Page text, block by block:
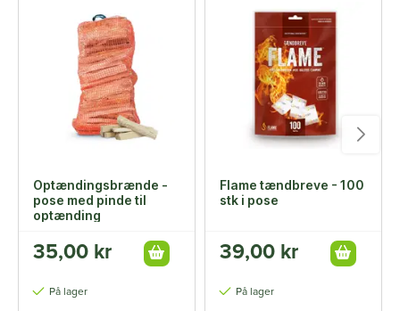
Optændingsbrænde -
pose med pinde til
optænding
35,00 kr
På lager
Flame tændbreve - 100
stk i pose
39,00 kr
På lager